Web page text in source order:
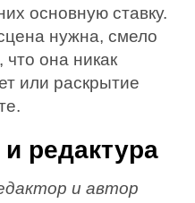
основную ставку.
нужна, смело
что она никак
или раскрытие
редактура
и автор